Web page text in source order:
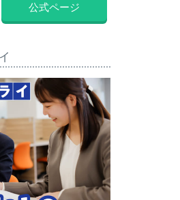
公式ページ